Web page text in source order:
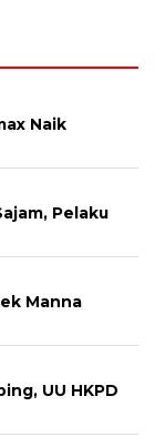
Naik
Pelaku
Manna
UU HKPD